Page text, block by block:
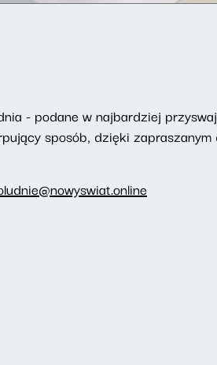
- podane w najbardziej
sposób, dzięki